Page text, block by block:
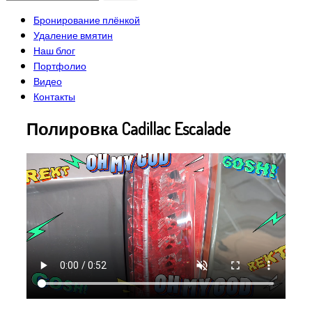
Бронирование плёнкой
Удаление вмятин
Наш блог
Портфолио
Видео
Контакты
Полировка Cadillac Escalade